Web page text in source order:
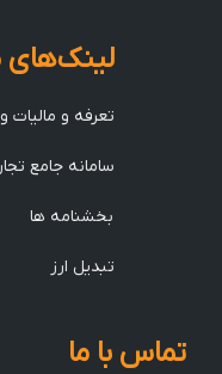
لینک‌های
تعرفه و مالیات
سامانه جامع
بخشنامه ها
تبدیل ارز
تماس با ما